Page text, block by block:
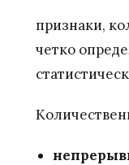
признаки,
четко